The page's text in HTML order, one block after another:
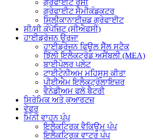
ਗ੍ਰੇਫਾਈਟ ਰੱਸੀ
ਗ੍ਰੇਫਾਈਟ ਸੈਮੀਕੰਡਕਟਰ
ਸਿਲੀਕਾਨਾਈਜ਼ਡ ਗ੍ਰੇਫਾਈਟ
ਸੀ/ਸੀ ਕੰਪੋਜ਼ਿਟ (ਸੀਐਫਸੀ)
ਹਾਈਡ੍ਰੋਜਨ ਊਰਜਾ
ਹਾਈਡ੍ਰੋਜਨ ਫਿਊਲ ਸੈੱਲ ਸਟੈਕ
ਝਿੱਲੀ ਇਲੈਕਟ੍ਰੋਡ ਅਸੈਂਬਲੀ (MEA)
ਬਾਈਪੋਲਰ ਪਲੇਟ
ਟਾਈਟੇਨੀਅਮ ਮਹਿਸੂਸ ਕੀਤਾ
ਪੀਈਐਮ ਇਲੈਕਟ੍ਰੋਲਾਇਜ਼ਰ
ਵੈਨੇਡੀਅਮ ਫਲੋ ਬੈਟਰੀ
ਸਿਰੇਮਿਕ ਅਤੇ ਕੁਆਰਟਜ਼
ਵੇਫਰ
ਮਿੰਨੀ ਵਾਹਨ ਪੰਪ
ਇਲੈਕਟ੍ਰਿਕ ਵੈਕਿਊਮ ਪੰਪ
ਇਲੈਕਟ੍ਰਿਕ ਵਾਟਰ ਪੰਪ